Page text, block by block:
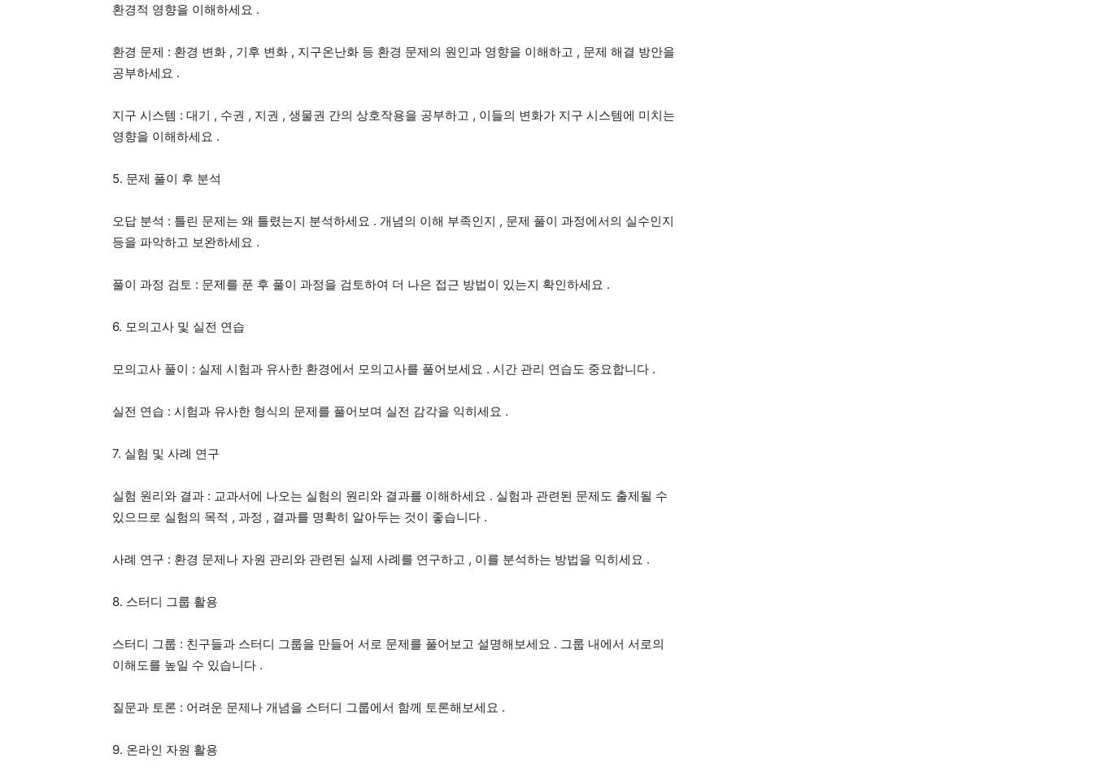
환경적 영향을 이해하세요 .
환경 문제 : 환경 변화 , 기후 변화 , 지구온난화 등 환경 문제의 원인과 영향을 이해하고 , 문제 해결 방안을
공부하세요 .
지구 시스템 : 대기 , 수권 , 지권 , 생물권 간의 상호작용을 공부하고 , 이들의 변화가 지구 시스템에 미치는
영향을 이해하세요 .
5. 문제 풀이 후 분석
오답 분석 : 틀린 문제는 왜 틀렸는지 분석하세요 . 개념의 이해 부족인지 , 문제 풀이 과정에서의 실수인지
등을 파악하고 보완하세요 .
풀이 과정 검토 : 문제를 푼 후 풀이 과정을 검토하여 더 나은 접근 방법이 있는지 확인하세요 .
6. 모의고사 및 실전 연습
모의고사 풀이 : 실제 시험과 유사한 환경에서 모의고사를 풀어보세요 . 시간 관리 연습도 중요합니다 .
실전 연습 : 시험과 유사한 형식의 문제를 풀어보며 실전 감각을 익히세요 .
7. 실험 및 사례 연구
실험 원리와 결과 : 교과서에 나오는 실험의 원리와 결과를 이해하세요 . 실험과 관련된 문제도 출제될 수
있으므로 실험의 목적 , 과정 , 결과를 명확히 알아두는 것이 좋습니다 .
사례 연구 : 환경 문제나 자원 관리와 관련된 실제 사례를 연구하고 , 이를 분석하는 방법을 익히세요 .
8. 스터디 그룹 활용
스터디 그룹 : 친구들과 스터디 그룹을 만들어 서로 문제를 풀어보고 설명해보세요 . 그룹 내에서 서로의
이해도를 높일 수 있습니다 .
질문과 토론 : 어려운 문제나 개념을 스터디 그룹에서 함께 토론해보세요 .
9. 온라인 자원 활용